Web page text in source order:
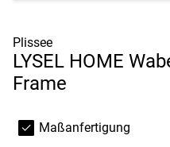
Plissee
LYSEL HOME
Frame
Maßanfertigung